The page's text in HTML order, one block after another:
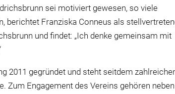
sei motiviert gewesen, so viele
berichtet Franziska Conneus als
und findet: „Ich denke gemeinsam mit
2011 gegründet und steht seitdem
Zum Engagement des Vereins gehören neben